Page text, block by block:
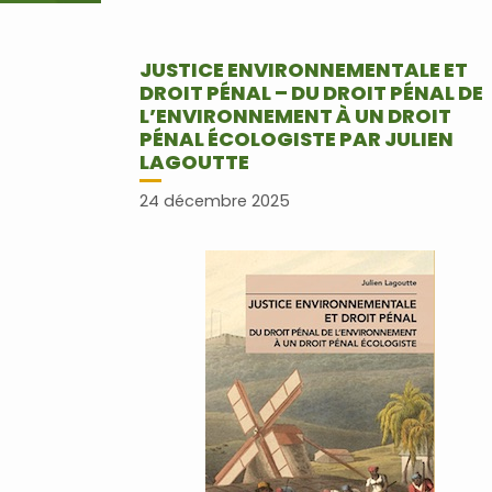
JUSTICE ENVIRONNEMENTALE ET
DROIT PÉNAL – DU DROIT PÉNAL DE
L’ENVIRONNEMENT À UN DROIT
PÉNAL ÉCOLOGISTE PAR JULIEN
LAGOUTTE
24 décembre 2025